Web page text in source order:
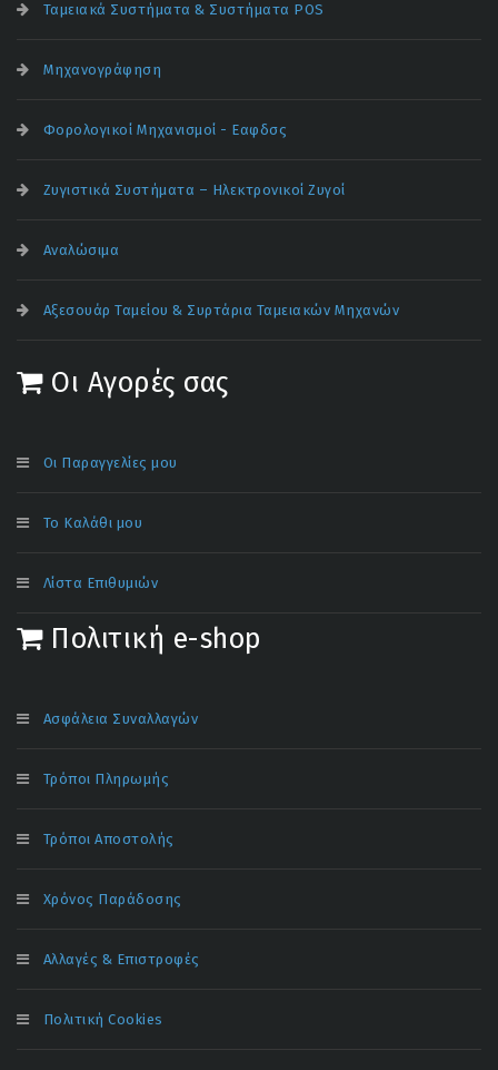
Ταμειακά Συστήματα & Συστήματα POS
Μηχανογράφηση
Φορολογικοί Μηχανισμοί - Εαφδσς
Ζυγιστικά Συστήματα – Ηλεκτρονικοί Ζυγοί
Αναλώσιμα
Αξεσουάρ Ταμείου & Συρτάρια Ταμειακών Μηχανών
Οι Αγορές σας
Οι Παραγγελίες μου
Το Καλάθι μου
Λίστα Επιθυμιών
Πολιτική e-shop
Ασφάλεια Συναλλαγών
Τρόποι Πληρωμής
Τρόποι Αποστολής
Χρόνος Παράδοσης
Αλλαγές & Επιστροφές
Πολιτική Cookies